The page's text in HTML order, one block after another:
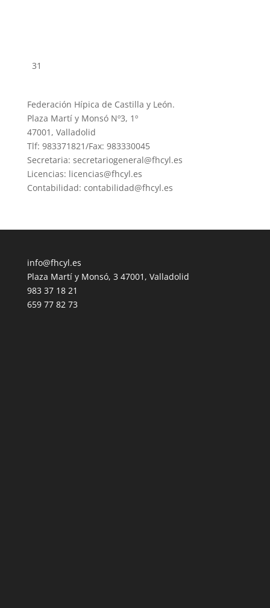
31
Federación Hípica de Castilla y León.
Plaza Martí y Monsó Nº3, 1º
47001, Valladolid
Tlf: 983371821/Fax: 983330045
Secretaria: secretariogeneral@fhcyl.es
Licencias: licencias@fhcyl.es
Contabilidad: contabilidad@fhcyl.es
info@fhcyl.es
Plaza Martí y Monsó, 3 47001, Valladolid
983 37 18 21
659 77 82 73